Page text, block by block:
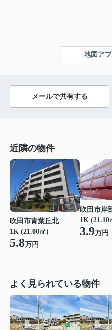
地図ア
メールで共有する
近隣の物件
吹田市青葉丘北
1K (21.00㎡)
5.8万円
吹田市岸
1K (21.10
3.9万円
よく見られている物件